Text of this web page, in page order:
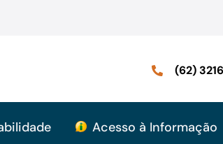
(62)
Acesso à Informação